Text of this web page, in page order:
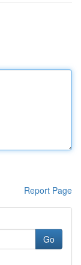
Report Page
Go